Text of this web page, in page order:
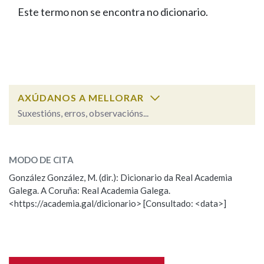
FIGURAS HOMENAXEADAS
PORTAL DAS PALABRAS
Facebook
TwitterYoutubeInstagram
Bluesky
BUSCAR NOS LEMAS
Remata por
BUSCAR NO CONTIDO
Nas definicións
Este termo non se encontra no dicionario.
AXÚDANOS A MELLORAR
Suxestións, erros, observacións...
Observación
Nome
MODO DE CITA
González González, M. (dir.): Dicionario da Real Academia
Galega. A Coruña: Real Academia Galega.
<https://academia.gal/dicionario> [Consultado: <data>]